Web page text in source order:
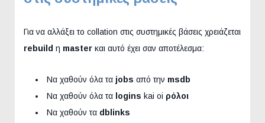
Για να αλλάξει το collation στις συστημικές βάσεις χρειάζεται
rebuild η master και αυτό έχει σαν αποτέλεσμα:
Να χαθούν όλα τα jobs από την msdb
Να χαθούν όλα τα logins kai oi ρόλοι
Να χαθούν τα dblinks